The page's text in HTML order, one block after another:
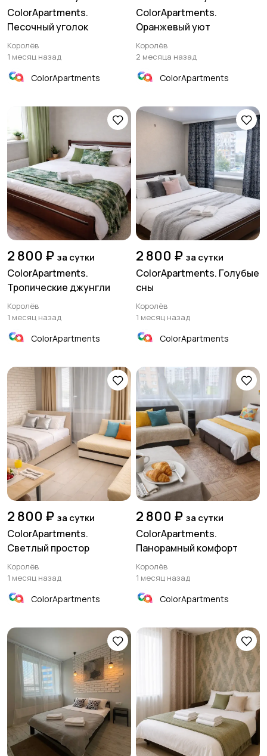
ColorApartments.
Песочный уголок
Королёв
1 месяц назад
ColorApartments
ColorApartments.
Оранжевый уют
Королёв
2 месяца назад
ColorApartments
2 800 ₽ за сутки
ColorApartments.
Тропические джунгли
Королёв
1 месяц назад
ColorApartments
2 800 ₽ за сутки
ColorApartments. Голубые
сны
Королёв
1 месяц назад
ColorApartments
2 800 ₽ за сутки
ColorApartments.
Светлый простор
Королёв
1 месяц назад
ColorApartments
2 800 ₽ за сутки
ColorApartments.
Панорамный комфорт
Королёв
1 месяц назад
ColorApartments